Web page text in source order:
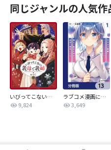
同じジャンルの人気作
いびってこない義母と義姉
9,824
ラブコメ漫画に入ってしまったので、推しの負けヒロインを全力で幸せにする【分冊版】
3,649